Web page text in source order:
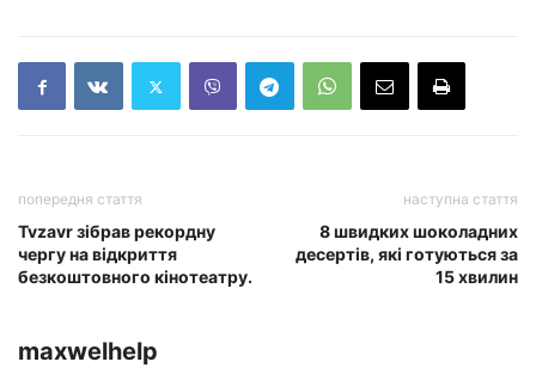
попередня стаття
Tvzavr зібрав рекордну
чергу на відкриття
безкоштовного кінотеатру.
наступна стаття
8 швидких шоколадних
десертів, які готуються за
15 хвилин
maxwelhelp